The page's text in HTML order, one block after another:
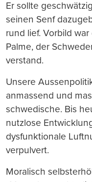
Er sollte
seinen Senf
rund lief. Vorbild
Palme, der
verstand.
Unsere
anmassend und
schwedische. Bis
nutzlose
dysfunktionale
verpulvert.
Moralisch